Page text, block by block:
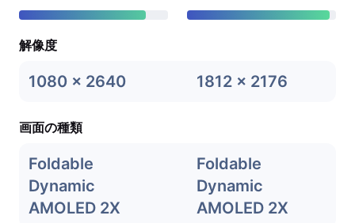
解像度
1080 x 2640 1812 x 2176
画面の種類
Foldable
Dynamic
AMOLED 2X
Foldable
Dynamic
AMOLED 2X